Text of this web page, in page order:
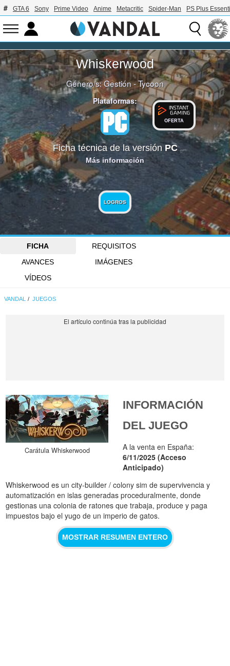
GTA 6 Sony Prime Video Anime Metacritic Spider-Man PS Plus
Whiskerwood
Género/s:Gestión - Tycoon
Plataformas:
OFERTA
Ficha técnica de la versión PC
Más información
LOGROS
FICHA
REQUISITOS
AVANCES
IMÁGENES
VÍDEOS
VANDAL JUEGOS
Carátula Whiskerwood
INFORMACIÓN
DEL JUEGO
A la venta en España:
6/11/2025 (Acceso
Anticipado)
Whiskerwood es un city‑builder / colony sim de supervivencia y
automatización en islas generadas proceduralmente, donde
gestionas una colonia de ratones que trabaja, produce y paga
impuestos bajo el yugo de un imperio de gatos.
MOSTRAR RESUMEN ENTERO